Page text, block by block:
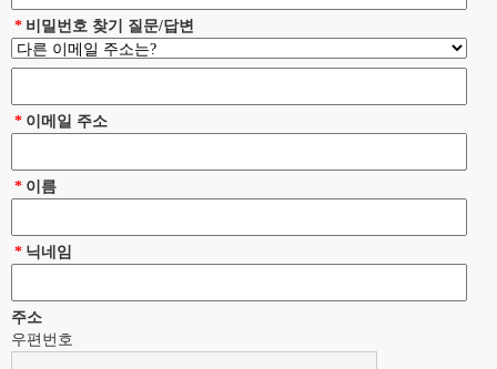
* 비밀번호 찾기 질문/답변
* 이메일 주소
* 이름
* 닉네임
주소
우편번호